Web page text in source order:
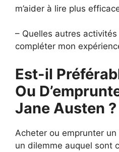
m’aider à lire plus
– Quelles autres
compléter mon
Est-il
Ou
Jane Austen ?
Acheter ou emprunter
un dilemme auquel sont